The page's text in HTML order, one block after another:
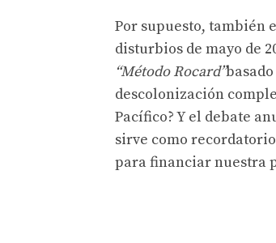
Por supuesto, también
disturbios de mayo de
“Método Rocard”
descolonización
Pacífico? Y el debate
sirve como
para financiar nuestra